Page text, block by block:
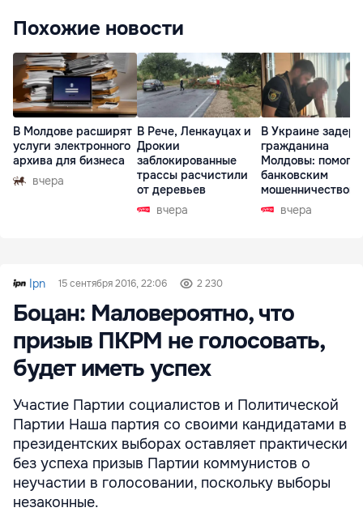
Похожие новости
В Молдове расширят
услуги электронного
архива для бизнеса
вчера
В Рече, Ленкауцах и
Дрокии
заблокированные
трассы расчистили
от деревьев
вчера
В Украине
гражданина
Молдовы:
банковским
мошенничеством
Чехиивчера
Ipn 15 сентября 2016, 22:06 2 230
Боцан: Маловероятно, что
призыв ПКРМ не голосовать,
будет иметь успех
Участие Партии социалистов и Политической
Партии Наша партия со своими кандидатами в
президентских выборах оставляет практически
без успеха призыв Партии коммунистов о
неучастии в голосовании, поскольку выборы
незаконные.